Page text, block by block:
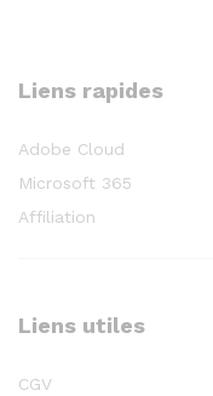
Liens rapides
Adobe Cloud
Microsoft 365
Affiliation
Liens utiles
CGV